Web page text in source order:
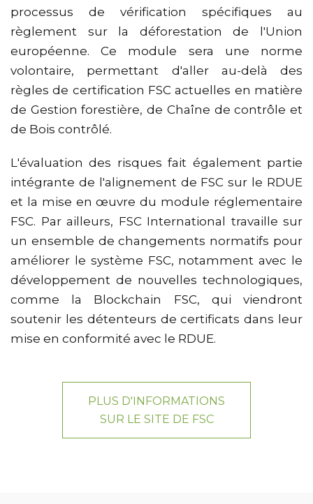
processus de vérification spécifiques au
règlement sur la déforestation de l'Union
européenne. Ce module sera une norme
volontaire, permettant d'aller au-delà des
règles de certification FSC actuelles en matière
de Gestion forestière, de Chaîne de contrôle et
de Bois contrôlé.
L'évaluation des risques fait également partie
intégrante de l'alignement de FSC sur le RDUE
et la mise en œuvre du module réglementaire
FSC. Par ailleurs, FSC International travaille sur
un ensemble de changements normatifs pour
améliorer le système FSC, notamment avec le
développement de nouvelles technologiques,
comme la Blockchain FSC, qui viendront
soutenir les détenteurs de certificats dans leur
mise en conformité avec le RDUE.
PLUS D'INFORMATIONS
SUR LE SITE DE FSC